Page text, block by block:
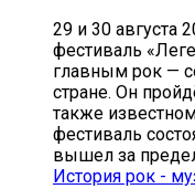
29 и 30 августа
фестиваль
главным рок —
стране. Он
также
фестиваль
вышел за
История рок -